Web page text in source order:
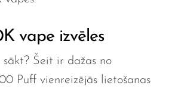
vape izvēles
sākt? Šeit ir dažas no
Puff vienreizējās lietošanas